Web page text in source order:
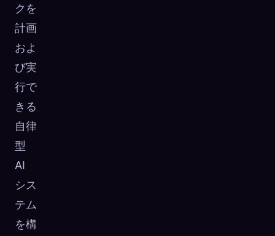
クを
計画
およ
び実
行で
きる
自律
型
AI
シス
テム
を構